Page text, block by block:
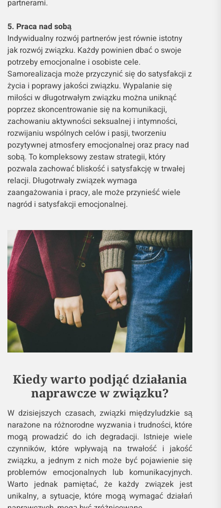
partnerami.
5. Praca nad sobą
Indywidualny rozwój partnerów jest równie istotny
jak rozwój związku. Każdy powinien dbać o swoje
potrzeby emocjonalne i osobiste cele.
Samorealizacja może przyczynić się do satysfakcji z
życia i poprawy jakości związku. Wypalanie się
miłości w długotrwałym związku można uniknąć
poprzez skoncentrowanie się na komunikacji,
zachowaniu aktywności seksualnej i intymności,
rozwijaniu wspólnych celów i pasji, tworzeniu
pozytywnej atmosfery emocjonalnej oraz pracy nad
sobą. To kompleksowy zestaw strategii, który
pozwala zachować bliskość i satysfakcję w trwałej
relacji. Długotrwały związek wymaga
zaangażowania i pracy, ale może przynieść wiele
nagród i satysfakcji emocjonalnej.
Kiedy warto podjąć działania
naprawcze w związku?
W dzisiejszych czasach, związki międzyludzkie są
narażone na różnorodne wyzwania i trudności, które
mogą prowadzić do ich degradacji. Istnieje wiele
czynników, które wpływają na trwałość i jakość
związku, a jednym z nich może być pojawienie się
problemów emocjonalnych lub komunikacyjnych.
Warto jednak pamiętać, że każdy związek jest
unikalny, a sytuacje, które mogą wymagać działań